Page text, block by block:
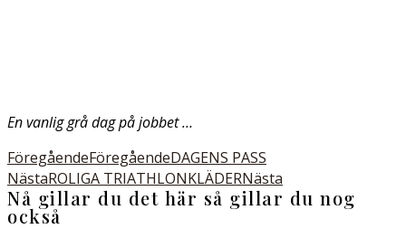
En vanlig grå dag på jobbet …
FöregåendeFöregåendeDAGENS PASS
NästaROLIGA TRIATHLONKLÄDERNästa
Nå gillar du det här så gillar du nog
också